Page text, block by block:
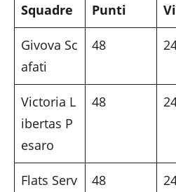
Squadre Punti
Givova Sc
afati
48
Victoria L
ibertas P
esaro
48
Flats Serv
48